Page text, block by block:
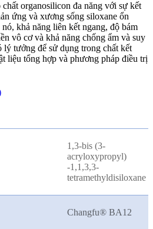
organosilicon đa năng với sự kết
ứng và xương sống siloxane ổn
khả năng liên kết ngang, độ bám
vô cơ và khả năng chống ẩm và suy
tưởng để sử dụng trong chất kết
liệu tổng hợp và phương pháp điều trị
1,3-bis (3-
acryloxypropyl)
-1,1,3,3-
tetramethyldisiloxane
Changfu® BA12